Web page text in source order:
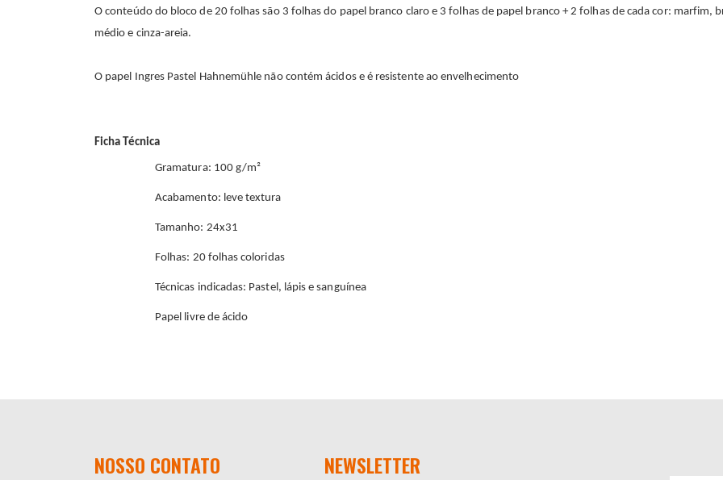
O conteúdo do bloco de 20 folhas são 3 folhas do papel branco claro e 3 folhas de papel branco + 2 folhas de cada cor: marfim,
médio e cinza-areia.
O papel Ingres Pastel Hahnemühle não contém ácidos e é resistente ao envelhecimento
Ficha Técnica
Gramatura: 100 g/m²
Acabamento: leve textura
Tamanho: 24x31
Folhas: 20 folhas coloridas
Técnicas indicadas: Pastel, lápis e sanguínea
Papel livre de ácido
NOSSO CONTATO NEWSLETTER